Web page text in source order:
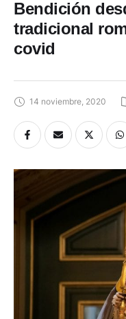
Bendición
tradicional
covid
14 noviembre, 2020